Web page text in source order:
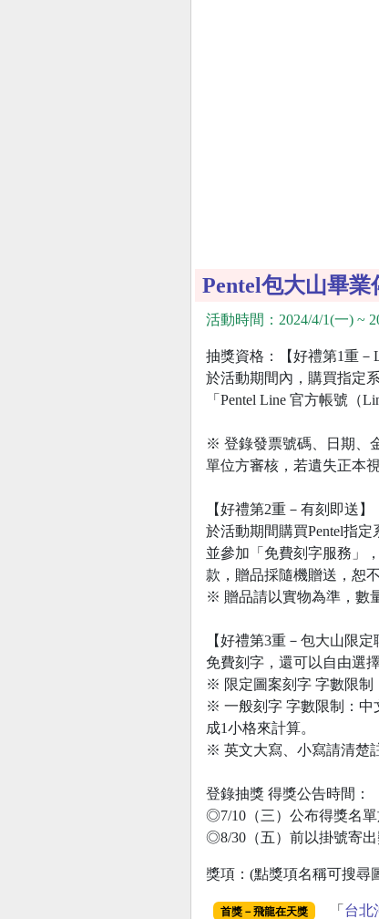
Pentel包大山畢
活動時間：2024/4/1(一) ~
抽獎資格：【好禮第1重
於活動期間內，購買指定
「Pentel Line 官⽅帳號（
※ 登錄發票號碼、日期、
單位方審核，若遺失正本
【好禮第2重－有刻即送】
於活動期間購買Pentel指
並參加「免費刻字服務」
款，贈品採隨機贈送，恕
※ 贈品請以實物為準，數
【好禮第3重－包大山限定
免費刻字，還可以自由選
※ 限定圖案刻字 字數限制
※ 一般刻字 字數限制：中
成1小格來計算。
※ 英文大寫、小寫請清楚
登錄抽獎 得獎公告時間：
◎7/10（三）公布得獎名單
◎8/30（五）前以掛號寄出
獎項：(點獎項名稱可搜尋
首獎－飛龍在天獎 「 台北